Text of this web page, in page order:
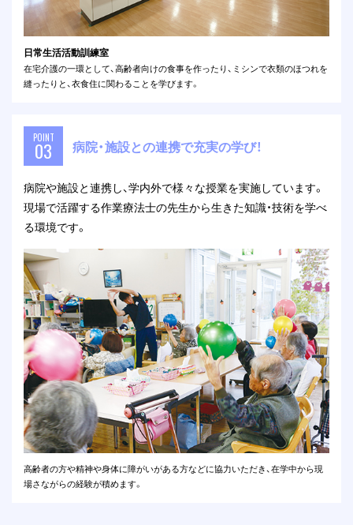
日常生活活動訓練室
在宅介護の一環として、高齢者向けの食事を作ったり、ミシンで衣類のほつれを
縫ったりと、衣食住に関わることを学びます。
POINT
03 病院・施設との連携で充実の学び！
病院や施設と連携し、学内外で様々な授業を実施しています。
現場で活躍する作業療法士の先生から生きた知識・技術を学べ
る環境です。
高齢者の方や精神や身体に障がいがある方などに協力いただき、在学中から現
場さながらの経験が積めます。